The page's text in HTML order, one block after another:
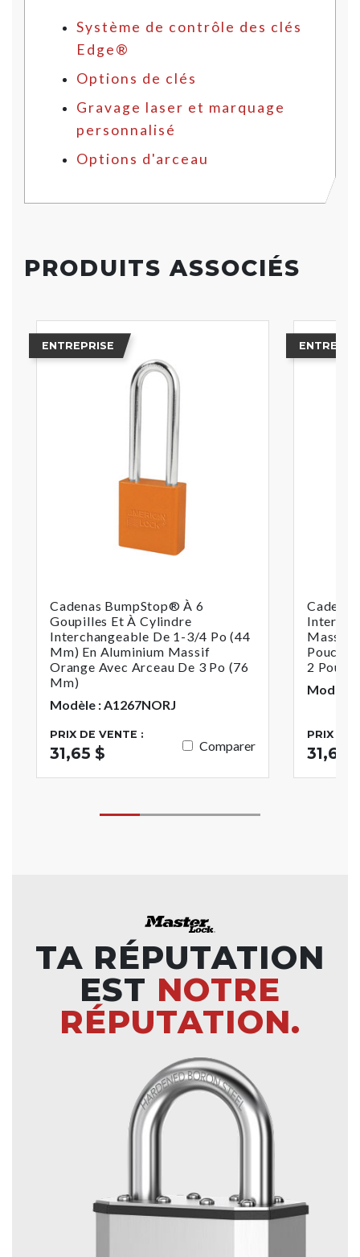
Système de contrôle des clés
Edge®
Options de clés
Gravage laser et marquage
personnalisé
Options d'arceau
PRODUITS ASSOCIÉS
ENTREPRISE
Cadenas BumpStop® À 6
Goupilles Et À Cylindre
Interchangeable De 1-3/4 Po (44
Mm) En Aluminium Massif
Orange Avec Arceau De 3 Po (76
Mm)
Modèle : A1267NORJ
PRIX DE VENTE :
31,65 $ Comparer
Massif
Pouces
2
Modèle
PRIX DE
31,65
TA RÉPUTATION
EST NOTRE
RÉPUTATION.